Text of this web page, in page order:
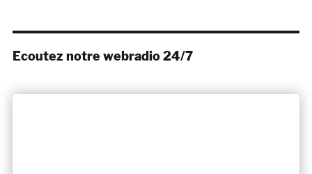
Ecoutez notre webradio 24/7